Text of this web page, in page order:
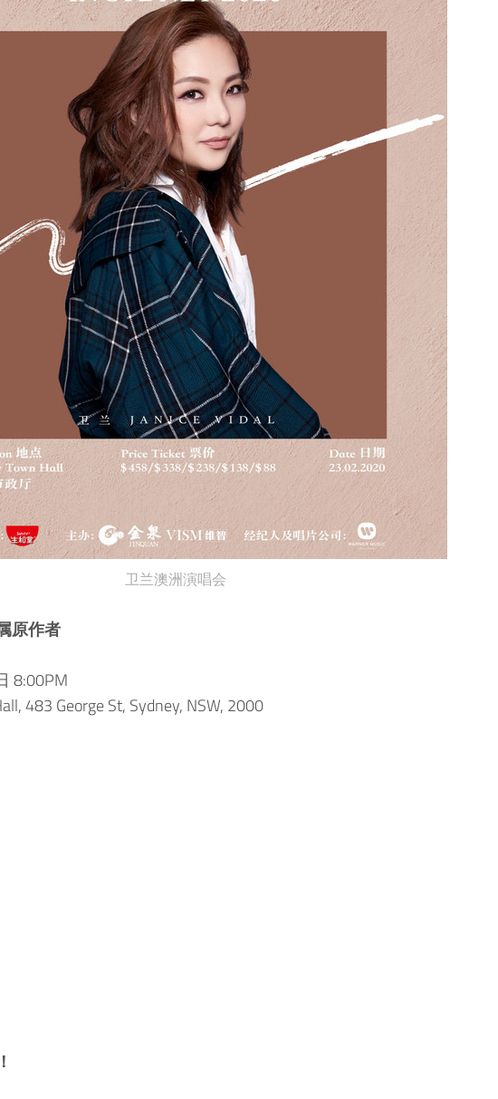
卫兰澳洲演唱会
原作者
8:00PM
483 George St, Sydney, NSW, 2000